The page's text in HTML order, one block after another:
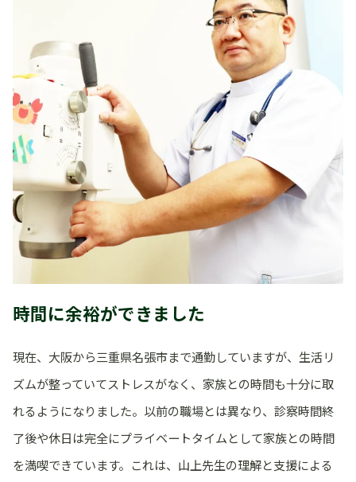
時間に余裕ができました
現在、大阪から三重県名張市まで通勤していますが、生活リ
ズムが整っていてストレスがなく、家族との時間も十分に取
れるようになりました。以前の職場とは異なり、診察時間終
了後や休日は完全にプライベートタイムとして家族との時間
を満喫できています。これは、山上先生の理解と支援による